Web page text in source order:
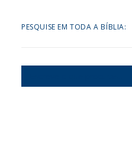
PESQUISE EM TODA A BÍBLIA:
Search